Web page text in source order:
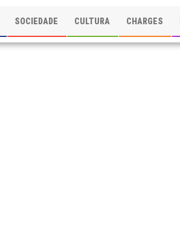
SOCIEDADE CULTURA CHARGES